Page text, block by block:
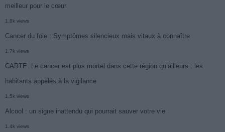
meilleur pour le cœur
1.8k views
Cancer du foie : Symptômes silencieux mais vitaux à connaître
1.7k views
CARTE. Le cancer est plus mortel dans cette région qu’ailleurs : les
habitants appelés à la vigilance
1.5k views
Alcool : un signe inattendu qui pourrait sauver votre vie
1.4k views